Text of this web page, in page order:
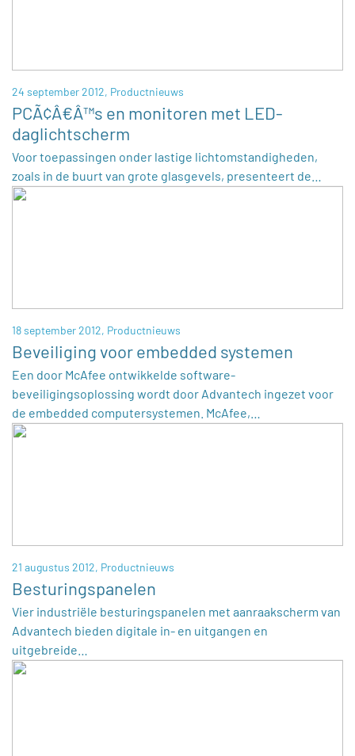
24 september 2012, Productnieuws
PCÃ¢Â€Â™s en monitoren met LED-
daglichtscherm
Voor toepassingen onder lastige lichtomstandigheden,
zoals in de buurt van grote glasgevels, presenteert de…
18 september 2012, Productnieuws
Beveiliging voor embedded systemen
Een door McAfee ontwikkelde software-
beveiligingsoplossing wordt door Advantech ingezet voor
de embedded computersystemen. McAfee,…
21 augustus 2012, Productnieuws
Besturingspanelen
Vier industriële besturingspanelen met aanraakscherm van
Advantech bieden digitale in- en uitgangen en
uitgebreide…